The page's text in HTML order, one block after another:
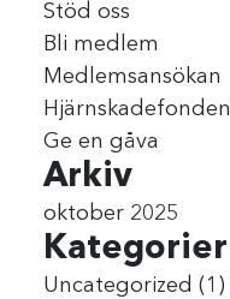
Stöd oss
Bli medlem
Medlemsansökan
Hjärnskadefonden
Ge en gåva
Arkiv
oktober 2025
Kategorier
Uncategorized (1)